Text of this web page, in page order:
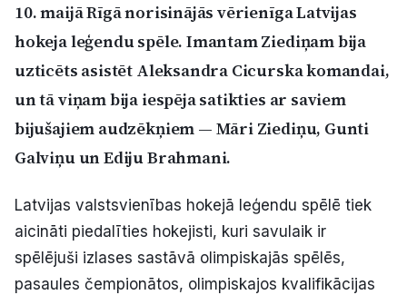
Sludinājumi
Reklāma
Par mums
10. maijā Rīgā norisinājās vērienīga Latvijas
hokeja leģendu spēle. Imantam Ziediņam bija
uzticēts asistēt Aleksandra Cicurska komandai,
un tā viņam bija iespēja satikties ar saviem
bijušajiem audzēkņiem — Māri Ziediņu, Gunti
Galviņu un Ediju Brahmani.
Latvijas valstsvienības hokejā leģendu spēlē tiek
aicināti piedalīties hokejisti, kuri savulaik ir
spēlējuši izlases sastāvā olimpiskajās spēlēs,
pasaules čempionātos, olimpiskajos kvalifikācijas